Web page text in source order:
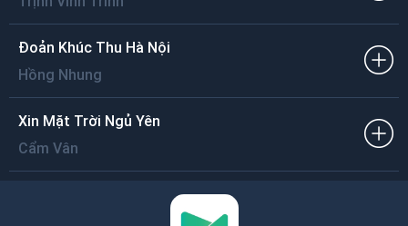
Đoản Khúc Thu Hà Nội
Hồng Nhung
Xin Mặt Trời Ngủ Yên
Cẩm Vân